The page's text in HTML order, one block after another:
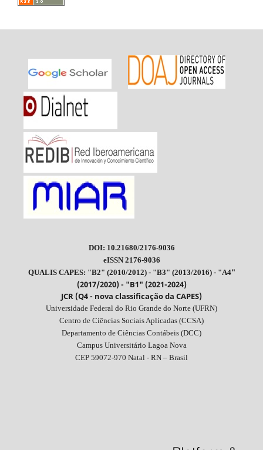
DOI: 10.21680/2176-9036
eISSN 2176-9036
QUALIS CAPES: "B2" (2010/2012) - "B3" (2013/2016) - "A4"
(2017/2020) - "B1" (2021-2024)
JCR (Q4 - nova classificação da CAPES)
Universidade Federal do Rio Grande do Norte (UFRN)
Centro de Ciências Sociais Aplicadas (CCSA)
Departamento de Ciências Contábeis (DCC)
Campus Universitário Lagoa Nova
CEP 59072-970 Natal - RN – Brasil